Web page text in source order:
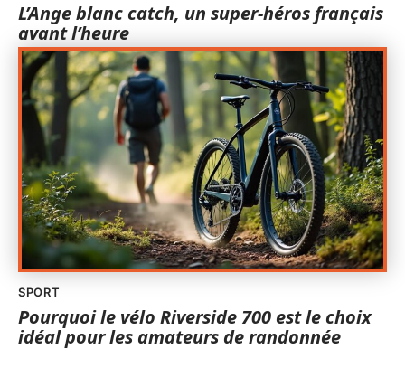
L’Ange blanc catch, un super-héros français
avant l’heure
SPORT
Pourquoi le vélo Riverside 700 est le choix
idéal pour les amateurs de randonnée